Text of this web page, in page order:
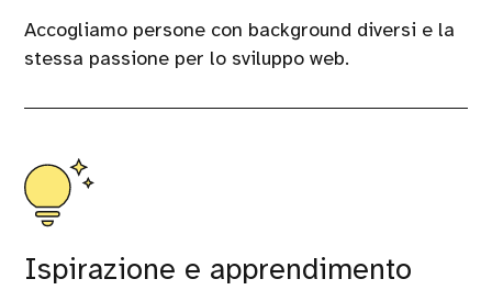
Accogliamo persone con background diversi e la
stessa passione per lo sviluppo web.
Ispirazione e apprendimento